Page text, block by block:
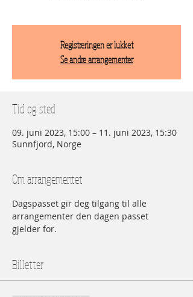
Registreringen er lukket
Se andre arrangementer
Tid og sted
09. juni 2023, 15:00 – 11. juni 2023, 15:30
Sunnfjord, Norge
Om arrangementet
Dagspasset gir deg tilgang til alle
arrangementer den dagen passet
gjelder for.
Billetter